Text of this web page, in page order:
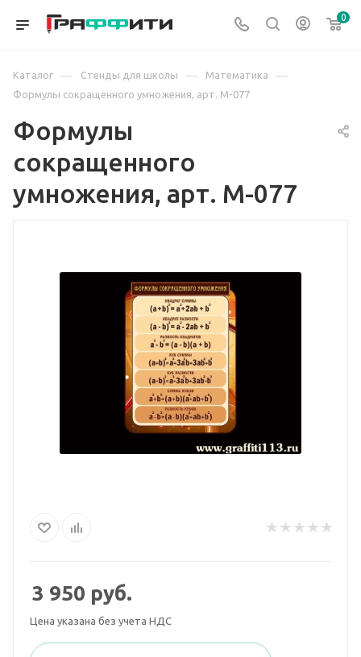
0
Каталог — Стенды для школы — Математика —
Формулы сокращенного умножения, арт. М-077
Формулы
сокращенного
умножения, арт. М-077
3 950 руб.
Цена указана без учета НДС